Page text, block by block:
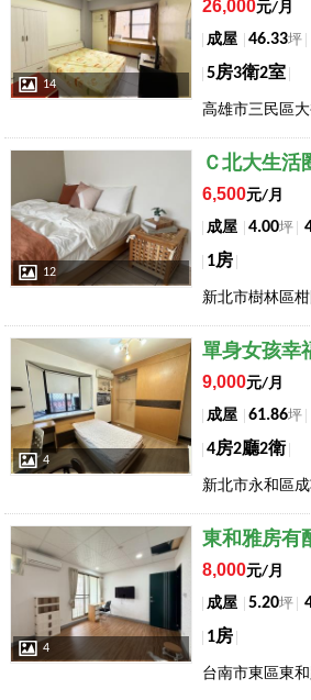
14
26,000元/月
成屋
46.33坪
5房3衛2室
高雄市三民區
店長推薦
12
Ｃ北大生活
6,500元/月
成屋
4.00坪
1房
新北市樹林區
店長推薦
4
單身女孩幸
9,000元/月
成屋
61.86坪
4房2廳2衛
新北市永和區
4
東和雅房有
8,000元/月
成屋
5.20坪
1房
台南市東區東